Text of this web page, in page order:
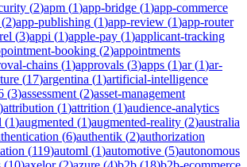
(2)apm (1)app-bridge (1)app-commerce
(2)app-publishing (1)app-review (1)app-router
(3)appi (1)apple-pay (1)applicant-tracking
booking (2)appointments
chains (1)approvals (3)apps (1)ar(1)ar-
(17)argentina (1)artificial-intelligence
(3)assessment (2)asset-management
)attribution (1)attrition (1)audience-analytics
(1)augmented (1)augmented-reality (2)australia
(6)authentik (2)authorization
(119)automl (1)automotive (5)autonomous